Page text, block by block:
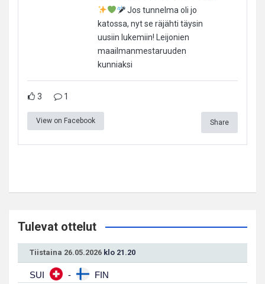
Jos tunnelma oli jo
katossa, nyt se räjähti täysin
uusiin lukemiin! Leijonien
maailmanmestaruuden
kunniaksi
3 1
View on Facebook Share
Tulevat ottelut
Tiistaina 26.05.2026 klo 21.20
SUI - FIN